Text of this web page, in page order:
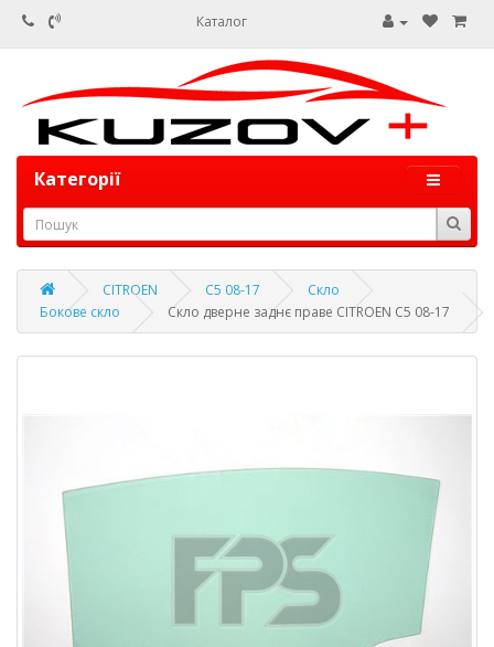
Каталог
Категорії
CITROEN C5 08-17
Скло
Бокове скло
Скло дверне заднє праве CITROEN C5 08-17